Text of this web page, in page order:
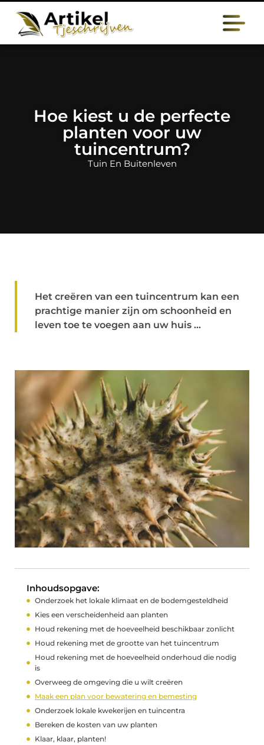
Hoe kiest u de perfecte
planten voor uw
tuincentrum?
Tuin En Buitenleven
Het creëren van een tuincentrum kan een
prachtige manier zijn om schoonheid en
leven toe te voegen aan uw huis ...
Inhoudsopgave:
Onderzoek het lokale klimaat en de bodemgesteldheid
Kies een verscheidenheid aan planten
Houd rekening met de hoeveelheid beschikbaar zonlicht
Houd rekening met de grootte van het tuincentrum
Houd rekening met de hoeveelheid onderhoud die nodig
is
Overweeg de omgeving die u wilt creëren
Maak een plan voor bewatering en bemesting
Onderzoek lokale kwekerijen en tuincentra
Bereken de kosten van uw planten
Klaar, klaar, planten!